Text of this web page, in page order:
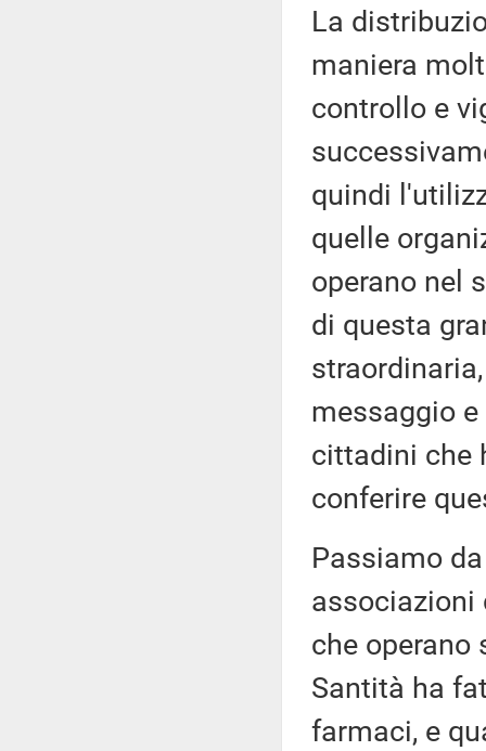
La
maniera
controllo e
quindi
quelle
operano nel
di questa
messaggio
cittadini che
conferire
Passiamo
associazioni
che operano
Santità ha
farmaci, e